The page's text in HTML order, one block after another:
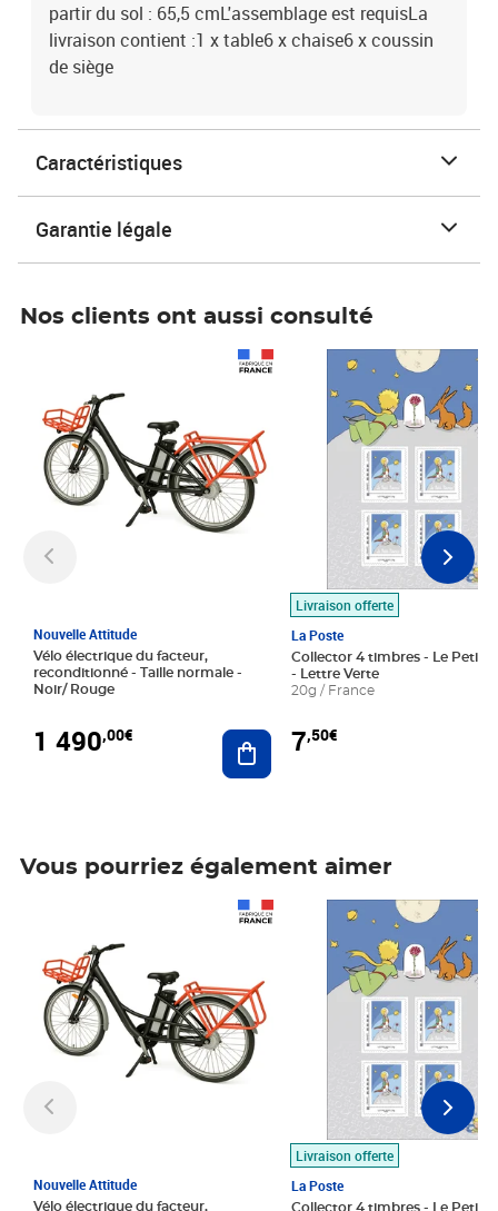
partir du sol : 65,5 cmL'assemblage est requisLa
livraison contient :1 x table6 x chaise6 x coussin
de siège
Caractéristiques
Garantie légale
Nos clients ont aussi consulté
Nouvelle Attitude
Vélo électrique du facteur,
reconditionné - Taille normale -
Noir/ Rouge
1 490,00€ Ajouter au panier
Livraison offerte
La Poste
Collector 4 timbres - Le Petit
- Lettre Verte
20g / France
7,50€
Prix 7,50€
Vous pourriez également aimer
Nouvelle Attitude
Vélo électrique du facteur,
Livraison offerte
La Poste
Collector 4 timbres - Le Petit
Prix 7,50€